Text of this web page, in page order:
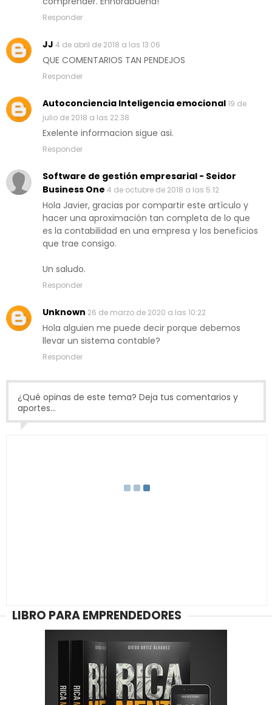
Responder
JJ 4 de abril de 2018 a las 13:06
QUE COMENTARIOS TAN PENDEJOS
Responder
Autoconciencia Inteligencia emocional19 de
julio de 2018 a las 22:38
Exelente informacion sigue asi.
Responder
Software de gestión empresarial - Seidor
Business One 4 de octubre de 2018 a las 5:12
Hola Javier, gracias por compartir este artículo y
hacer una aproximación tan completa de lo que
es la contabilidad en una empresa y los beneficios
que trae consigo.
Un saludo.
Responder
Unknown 26 de marzo de 2020 a las 10:22
Hola alguien me puede decir porque debemos
llevar un sistema contable?
Responder
¿Qué opinas de este tema? Deja tus comentarios y
aportes...
LIBRO PARA EMPRENDEDORES